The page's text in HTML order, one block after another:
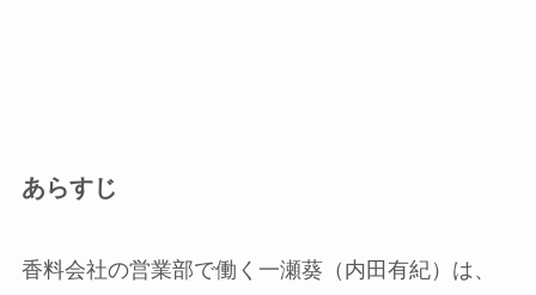
あらすじ
香料会社の営業部で働く一瀬葵（内田有紀）は、